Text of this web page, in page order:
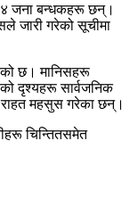
जना बन्धकहरू छन्।
जारी गरेको सूचीमा
छ। मानिसहरू
दृश्यहरू सार्वजनिक
महसुस गरेका छन्।
चिन्तितसमेत